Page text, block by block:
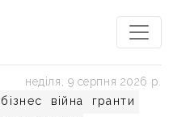
бізнес війна
гранти
неділя, 9 серпня 2026 р.